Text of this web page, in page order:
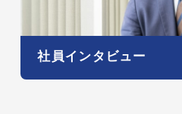
社員インタビュー